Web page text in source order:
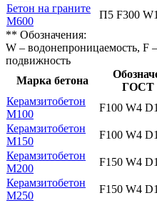
Бетон на граните
М600
П5 F300
** Обозначения:
W – водонепроницаемость, F
подвижность
Марка бетона
ГОСТ
Керамзитобетон
М100
F100 W4
Керамзитобетон
М150
F100 W4
Керамзитобетон
М200
F150 W4
Керамзитобетон
М250
F150 W4